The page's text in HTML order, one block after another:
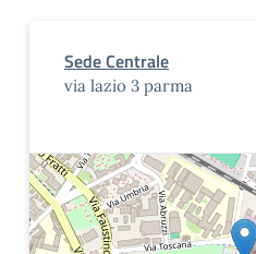
Sede Centrale
via lazio 3 parma